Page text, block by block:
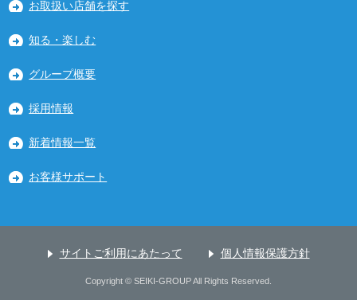
お取扱い店舗を探す
知る・楽しむ
グループ概要
採用情報
新着情報一覧
お客様サポート
サイトご利用にあたって 個人情報保護方針
Copyright © SEIKI-GROUP All Rights Reserved.